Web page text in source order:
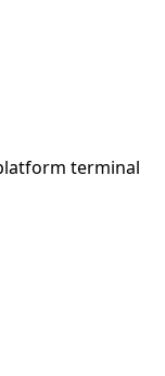
terminal